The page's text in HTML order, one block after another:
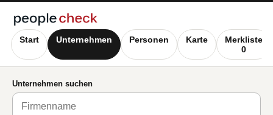
Start Unternehmen Personen Karte
Merkliste
0
Unternehmen suchen